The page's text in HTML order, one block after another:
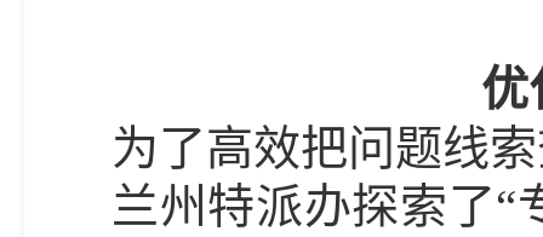
优
为了高效把问题线
兰州特派办探索了“